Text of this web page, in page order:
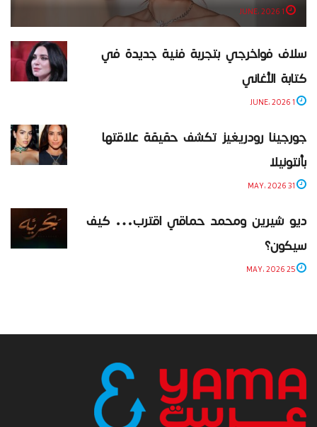
سلاف فواخرجي بتجربة فنية جديدة في
كتابة الأغاني
جورجينا رودريغيز تكشف حقيقة علاقتها
بأنتونيلا
ديو شيرين ومحمد حماقي اقترب… كيف
سيكون؟